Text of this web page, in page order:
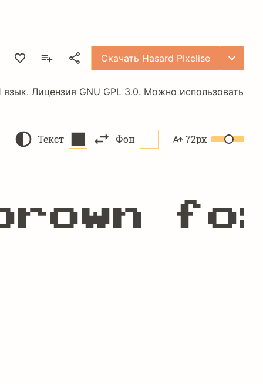
Скачать Hasard Pixelise
Лицензия GNU GPL 3.0. Можно использовать
Текст Фон 72px